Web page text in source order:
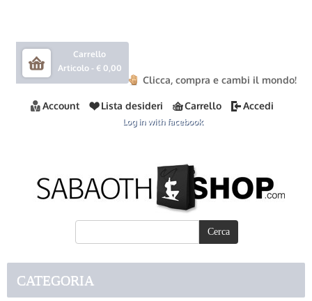
Carrello
Articolo - € 0,00
Clicca, compra e cambi il mondo!
Account Lista desideri Carrello Accedi
Log in with facebook
CATEGORIA